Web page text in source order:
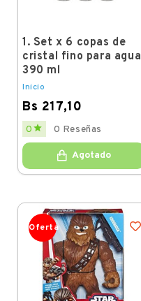
1. Set x 6 copas de
cristal fino para agua
390 ml
Inicio
Bs 217,10
Price
0  0 Reseñas
Agotado
Oferta